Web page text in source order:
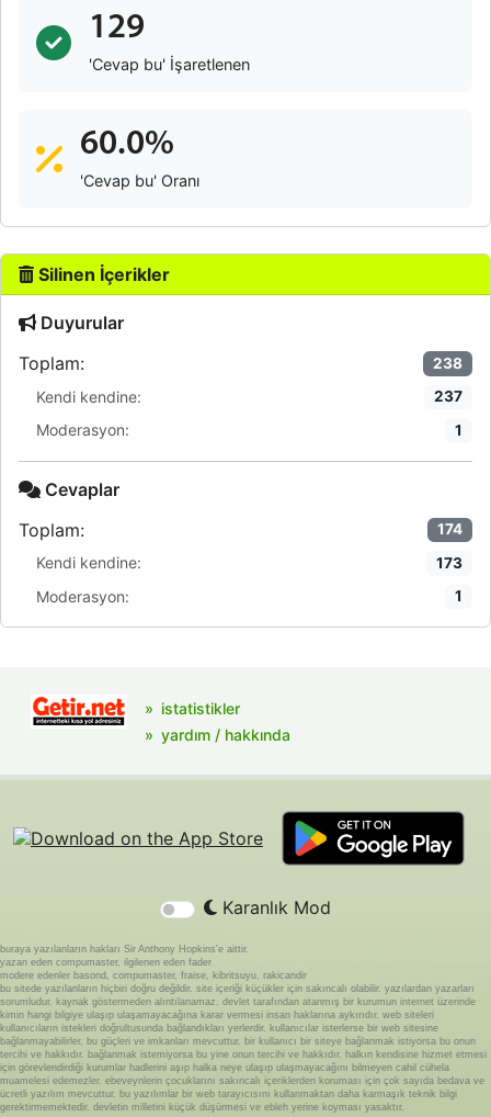
129
'Cevap bu' İşaretlenen
60.0%
'Cevap bu' Oranı
Silinen İçerikler
Duyurular
Toplam:
238
Kendi kendine: 237
Moderasyon: 1
Cevaplar
Toplam:
174
Kendi kendine: 173
Moderasyon: 1
istatistikler
yardım / hakkında
Karanlık Mod
buraya yazılanların hakları Sir Anthony Hopkins'e aittir.
yazan eden compumaster, ilgilenen eden fader
modere edenler basond, compumaster, fraise, kibritsuyu, rakicandir
bu sitede yazılanların hiçbiri doğru değildir. site içeriği küçükler için sakıncalı olabilir. yazılardan yazarları
sorumludur. kaynak göstermeden alıntılanamaz. devlet tarafından atanmış bir kurumun internet üzerinde
kimin hangi bilgiye ulaşıp ulaşamayacağına karar vermesi insan haklarına aykırıdır. web siteleri
kullanıcıların istekleri doğrultusunda bağlandıkları yerlerdir. kullanıcılar isterlerse bir web sitesine
bağlanmayabilirler. bu güçleri ve imkanları mevcuttur. bir kullanıcı bir siteye bağlanmak istiyorsa bu onun
tercihi ve hakkıdır. bağlanmak istemiyorsa bu yine onun tercihi ve hakkıdır. halkın kendisine hizmet etmesi
için görevlendirdiği kurumlar hadlerini aşıp halka neye ulaşıp ulaşmayacağını bilmeyen cahil cühela
muamelesi edemezler. ebeveynlerin çocuklarını sakıncalı içeriklerden koruması için çok sayıda bedava ve
ücretli yazılım mevcuttur. bu yazılımlar bir web tarayıcısını kullanmaktan daha karmaşık teknik bilgi
gerektirmemektedir. devletin milletini küçük düşürmesi ve ebleh yerine koyması yasaktır.